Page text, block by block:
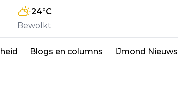
24°C
Bewolkt
Blogs en columns IJmond Nieuws